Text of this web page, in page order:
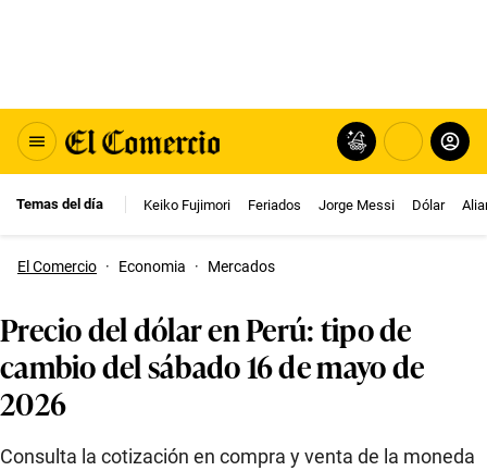
Temas del día Keiko Fujimori Feriados Jorge Messi Dólar
El Comercio · Economia · Mercados
Precio del dólar en Perú: tipo de
cambio del sábado 16 de mayo de
2026
Consulta la cotización en compra y venta de la moneda